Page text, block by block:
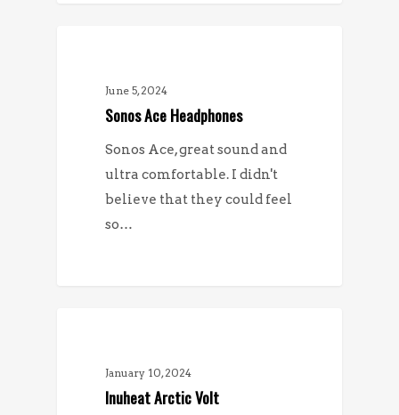
June 5, 2024
Sonos Ace Headphones
Sonos Ace, great sound and
ultra comfortable. I didn't
believe that they could feel
so…
January 10, 2024
Inuheat Arctic Volt